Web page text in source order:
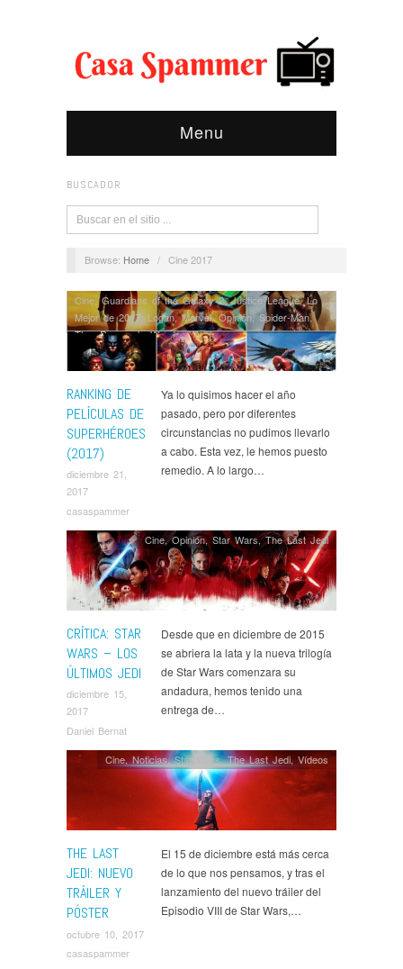
Menu
BUSCADOR
Browse: Home / Cine 2017
RANKING DE
PELÍCULAS DE
SUPERHÉROES
(2017)
diciembre 21,
2017
casaspammer
Cine,Guardians of the Galaxy 2,Justice League,Lo
Mejor de 2017,Logan,Marvel,Opinión,Spider-Man,
Thor Ragnarok,Wonder Woman
Ya lo quisimos hacer el año
pasado, pero por diferentes
circunstancias no pudimos llevarlo
a cabo. Esta vez, le hemos puesto
remedio. A lo largo…
CRÍTICA: STAR
WARS – LOS
ÚLTIMOS JEDI
diciembre 15,
2017
Daniel Bernat
Cine,Opinión,Star Wars,The Last Jedi
Desde que en diciembre de 2015
se abriera la lata y la nueva trilogía
de Star Wars comenzara su
andadura, hemos tenido una
entrega de…
THE LAST
JEDI: NUEVO
TRÁILER Y
PÓSTER
octubre 10, 2017
casaspammer
Cine,Noticias,Star Wars,The Last Jedi,Ví­deos
El 15 de diciembre está más cerca
de lo que nos pensamos, y tras el
lanzamiento del nuevo tráiler del
Episodio VIII de Star Wars,…